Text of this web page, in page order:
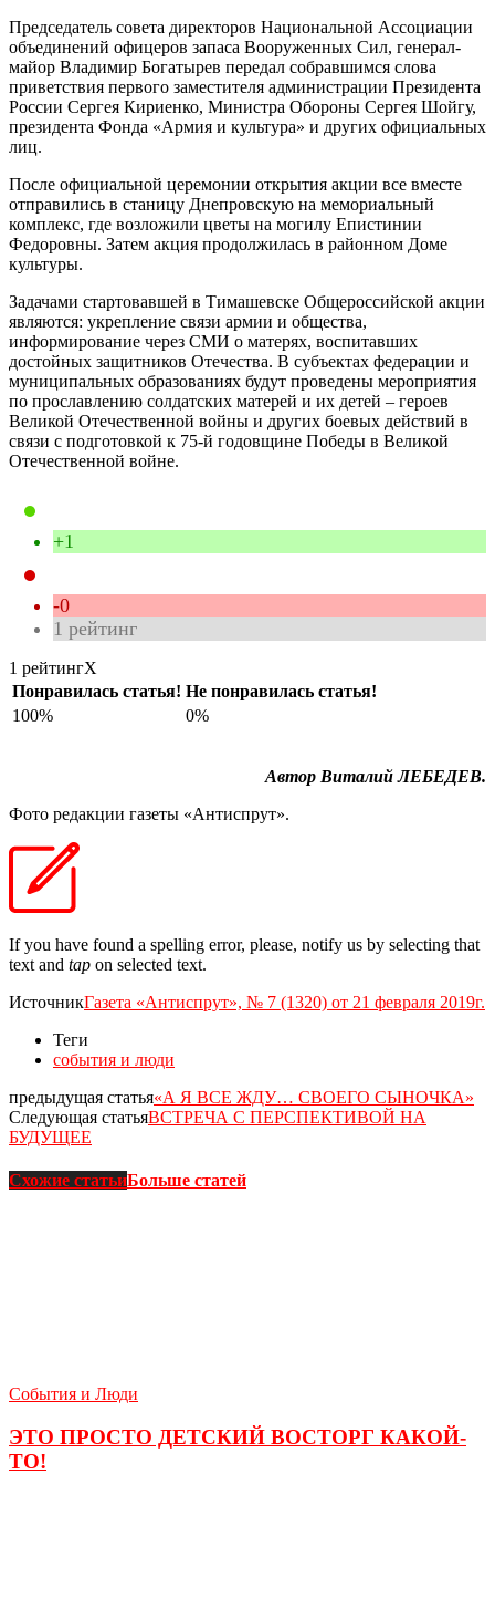
Председатель совета директоров Национальной Ассоциации
объединений офицеров запаса Вооруженных Сил, генерал-
майор Владимир Богатырев передал собравшимся слова
приветствия первого заместителя администрации Президента
России Сергея Кириенко, Министра Обороны Сергея Шойгу,
президента Фонда «Армия и культура» и других официальных
лиц.
После официальной церемонии открытия акции все вместе
отправились в станицу Днепровскую на мемориальный
комплекс, где возложили цветы на могилу Епистинии
Федоровны. Затем акция продолжилась в районном Доме
культуры.
Задачами стартовавшей в Тимашевске Общероссийской акции
являются: укрепление связи армии и общества,
информирование через СМИ о матерях, воспитавших
достойных защитников Отечества. В субъектах федерации и
муниципальных образованиях будут проведены мероприятия
по прославлению солдатских матерей и их детей – героев
Великой Отечественной войны и других боевых действий в
связи с подготовкой к 75-й годовщине Победы в Великой
Отечественной войне.
+1
-0
1 рейтинг
1 рейтингX
Понравилась статья! Не понравилась статья!
100%
0%
Автор Виталий ЛЕБЕДЕВ.
Фото редакции газеты «Антиспрут».
If you have found a spelling error, please, notify us by selecting that
text and tap on selected text.
ИсточникГазета «Антиспрут», № 7 (1320) от 21 февраля 2019г.
Теги
события и люди
предыдущая статья«А Я ВСЕ ЖДУ… СВОЕГО СЫНОЧКА»
Следующая статьяВСТРЕЧА С ПЕРСПЕКТИВОЙ НА
БУДУЩЕЕ
Схожие статьиБольше статей
События и Люди
ЭТО ПРОСТО ДЕТСКИЙ ВОСТОРГ КАКОЙ-
ТО!